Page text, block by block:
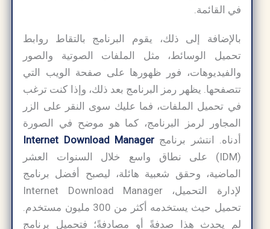
في القائمة.
بالإضافة إلى ذلك، يقوم البرنامج بالتقاط روابط
تحميل الوسائط، مثل الملفات الصوتية والصور
والفيديوهات، فور ظهورها على صفحة الويب التي
تتصفحها. يظهر رمز البرنامج بعد ذلك، وإذا كنت ترغب
في تحميل الملفات، فما عليك سوى النقر على الزر
المجاور لرمز البرنامج، كما هو موضح في الصورة
أدناه. انتشر برنامجInternet Download Manager
(IDM) على نطاق واسع خلال السنوات العشر
الماضية، وحقق شعبية هائلة، ليصبح أفضل برنامج
لإدارة التحميل، Internet Download Manager
تحميل حيث يستخدمه أكثر من 300 مليون مستخدم.
لم يحدث هذا صدفةً أو مصادفةً؛ فتحميل برنامج